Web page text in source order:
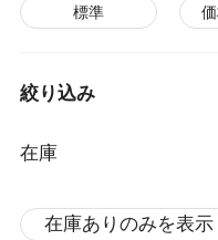
標準
絞り込み
在庫
在庫ありのみを表示